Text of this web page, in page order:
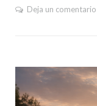
Deja un comentario